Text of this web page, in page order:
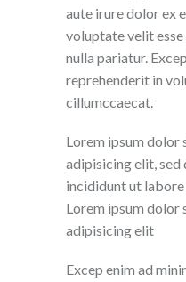
aute irure dolor ex
voluptate velit
nulla pariatur.
reprehenderit in
cillumccaecat.
Lorem ipsum dolor
adipisicing elit,
incididunt ut
Lorem ipsum dolor
adipisicing elit
Excep enim ad